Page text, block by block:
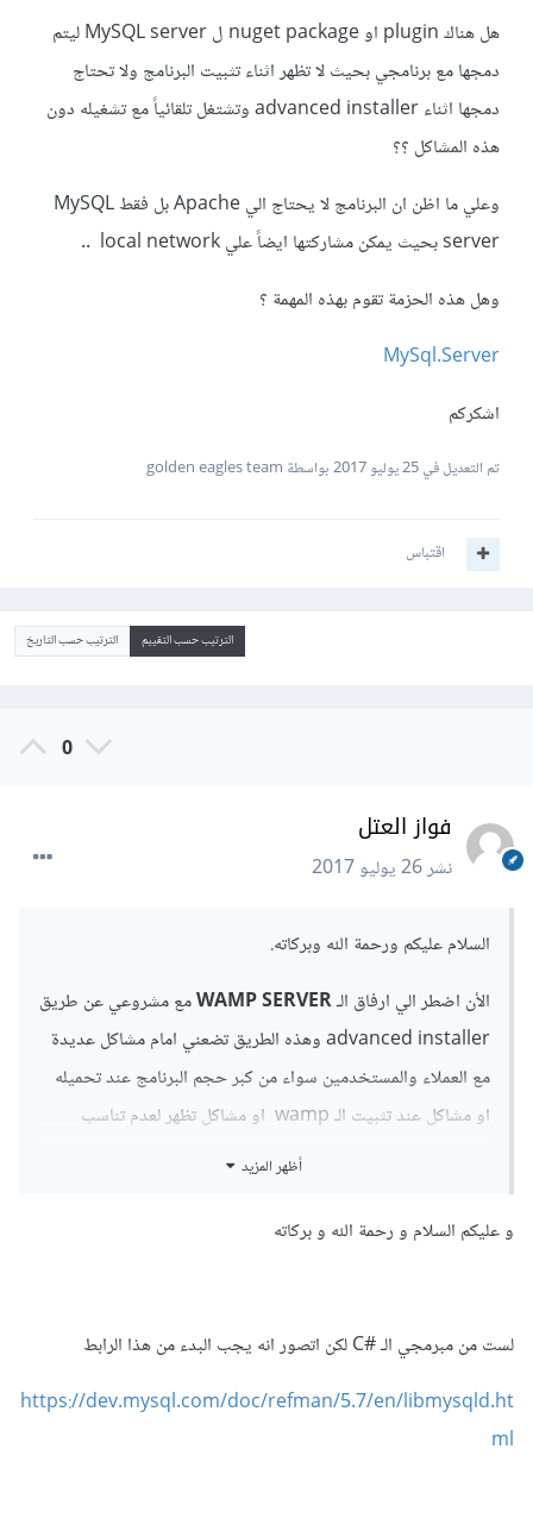
هل هناك plugin او nuget package ل MySQL server ليتم
دمجها مع برنامجي بحيث لا تظهر اثناء تثبيت البرنامج ولا تحتاج
دمجها اثناء advanced installer وتشتغل تلقائياً مع تشغيله دون
هذه المشاكل ؟؟
وعلي ما اظن ان البرنامج لا يحتاج الي Apache بل فقط MySQL
server بحيث يمكن مشاركتها ايضاً علي local network ..
وهل هذه الحزمة تقوم بهذه المهمة ؟
MySql.Server
اشكركم
تم التعديل في25 يوليو 2017 بواسطة golden eagles team
اقتباس
الترتيب حسب التقييم الترتيب حسب التاريخ
0
فواز العتل
نشر26 يوليو 2017
السلام عليكم ورحمة الله وبركاته.
الأن اضطر الي ارفاق الـWAMP SERVERمع مشروعي عن طريق
advanced installer وهذه الطريق تضعني امام مشاكل عديدة
مع العملاء والمستخدمين سواء من كبر حجم البرنامج عند تحميله
او مشاكل عند تثبيت الـ wamp او مشاكل تظهر لعدم تناسب
السيرفر مع نظام التشغيل او مشاكل ان العميل نسي تشغيل السيرفر
دمجها مع برنامجي بحيث لا تظهر اثناء تثبيت البرنامج ولا تحتاج
دون هذه المشاكل ؟؟
أظهر المزيد
و عليكم السلام و رحمة الله و بركاته
لست من مبرمجي الـ #C لكن اتصور انه يجب البدء من هذا الرابط
https://dev.mysql.com/doc/refman/5.7/en/libmysqld.ht
ml